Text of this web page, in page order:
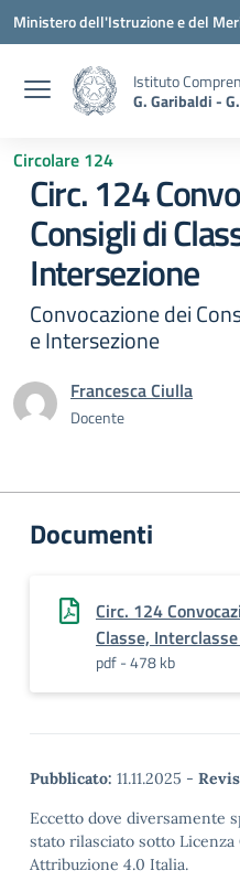
Vai ai contenuti
Vai al menu di navigazione
Vai al footer
Ministero dell'Istruzione e del
Istituto
G. Garibaldi -
Circolare 124
Circ. 124
Consigli di
Intersezione
Convocazione dei
e Intersezione
Francesca Ciulla
Docente
Documenti
Circ. 124
Classe,
pdf - 478 kb
Pubblicato: 11.11.2025 -
Eccetto dove diversamente
stato rilasciato sotto
Attribuzione 4.0 Italia.